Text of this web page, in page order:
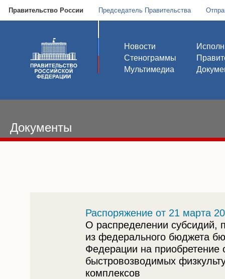
Правительство России Председатель Правительства
Новости
Стенограммы
Мультимедиа
Документы
Распоряжение от 21 марта
О распределении субсидий,
из федерального бюджета
Федерации на приобретение
быстровозводимых
комплексов